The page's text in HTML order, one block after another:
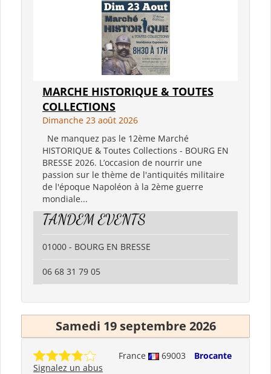
MARCHE HISTORIQUE & TOUTES
COLLECTIONS
Dimanche 23 août 2026
Ne manquez pas le 12ème Marché
HISTORIQUE & Toutes Collections - BOURG EN
BRESSE 2026. L’occasion de nourrir une
passion sur le thème de l'antiquités militaire
de l'époque Napoléon à la 2ème guerre
mondiale...
TANDEM EVENTS
01000 - BOURG EN BRESSE
06 68 31 79 05
Samedi 19 septembre 2026
France 69003
Brocante
Signalez un abus